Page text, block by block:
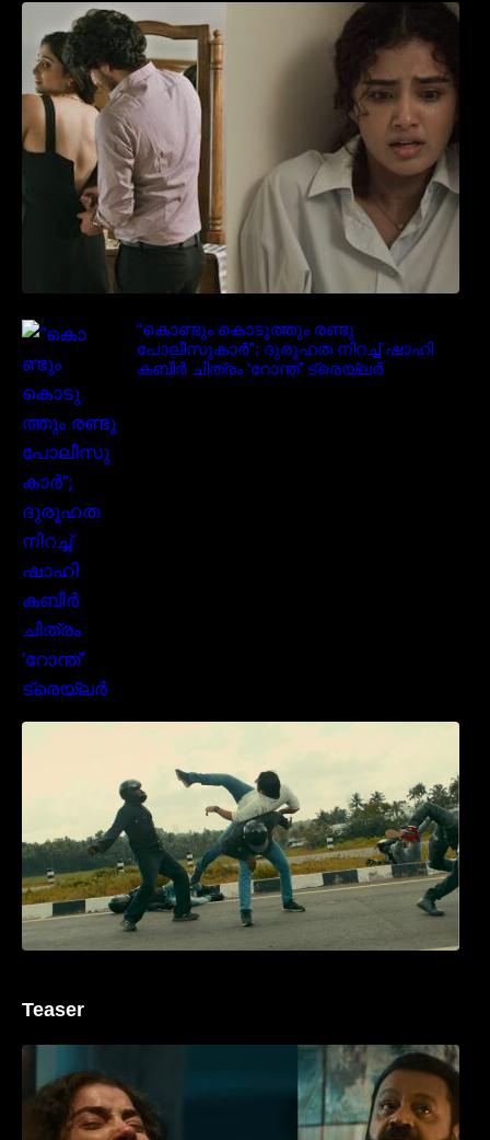
‘മരീചിക’യുമായി അനുപമ പരമേശ്വരൻ;
മിസ്റ്ററി ത്രില്ലർ ട്രെയിലർ
വൈറലാകുന്നു..
“കൊണ്ടും കൊടുത്തും രണ്ടു
പോലീസുകാർ”; ദുരൂഹത നിറച്ച് ഷാഹി
കബീർ ചിത്രം ‘റോന്ത്’ ട്രെയ്‌ലർ
Teaser
‘ജെഎസ്‌കെ’ ടീസർ പുറത്ത്; വക്കീൽ
വേഷത്തിൽ നിറഞ്ഞാടി സുരേഷ് ഗോപി..